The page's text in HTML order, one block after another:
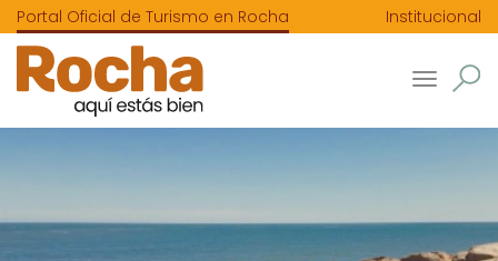
Portal Oficial de Turismo en Rocha Institucional
Toggle